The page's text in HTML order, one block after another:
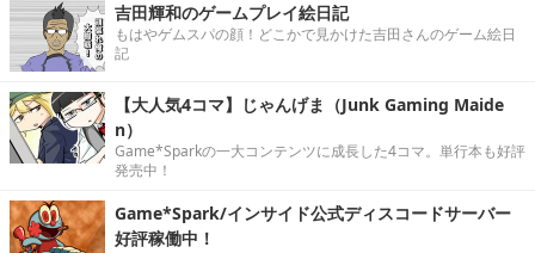
吉田輝和のゲームプレイ絵日記
もはやゲムスパの顔！どこかで見かけた吉田さんのゲーム絵日
記
【大人気4コマ】じゃんげま（Junk Gaming Maide
n）
Game*Sparkの一大コンテンツに成長した4コマ。単行本も好評
発売中！
Game*Spark/インサイド公式ディスコードサーバー
好評稼働中！